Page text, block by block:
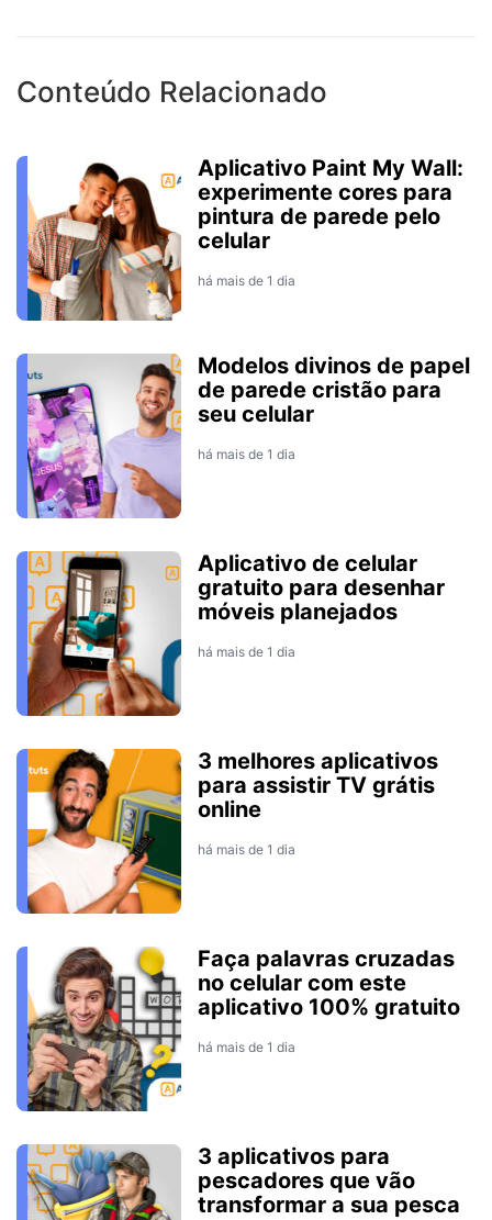
Conteúdo Relacionado
Aplicativo Paint My Wall:
experimente cores para
pintura de parede pelo
celular
há mais de 1 dia
Modelos divinos de papel
de parede cristão para
seu celular
há mais de 1 dia
Aplicativo de celular
gratuito para desenhar
móveis planejados
há mais de 1 dia
3 melhores aplicativos
para assistir TV grátis
online
há mais de 1 dia
Faça palavras cruzadas
no celular com este
aplicativo 100% gratuito
há mais de 1 dia
3 aplicativos para
pescadores que vão
transformar a sua pesca